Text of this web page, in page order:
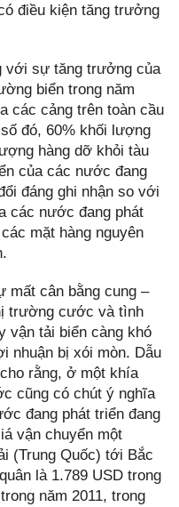
điều kiện tăng trưởng
với sự tăng trưởng của
biển trong năm
các cảng trên toàn cầu
đó, 60% khối lượng
hàng dỡ khỏi tàu
của các nước đang
đáng ghi nhận so với
các nước đang phát
mặt hàng nguyên
mất cân bằng cung –
trường cước và tình
vận tải biển càng khó
nhuận bị xói mòn. Dẫu
rằng, ở một khía
cũng có chút ý nghĩa
đang phát triển đang
vận chuyển một
(Trung Quốc) tới Bắc
là 1.789 USD trong
năm 2011, trong